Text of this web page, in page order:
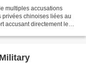
multiples accusations
privées chinoises liées au
accusant directement le